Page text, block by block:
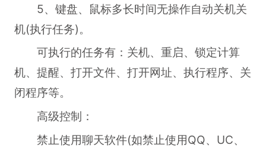
5、键盘、鼠标多长时间无操作自动关机关
机(执行任务)。
可执行的任务有：关机、重启、锁定计算
机、提醒、打开文件、打开网址、执行程序、关
闭程序等。
高级控制：
禁止使用聊天软件(如禁止使用QQ、UC、